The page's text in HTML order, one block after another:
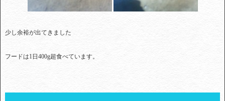
少し余裕が出てきました
フードは1日400g超食べています。